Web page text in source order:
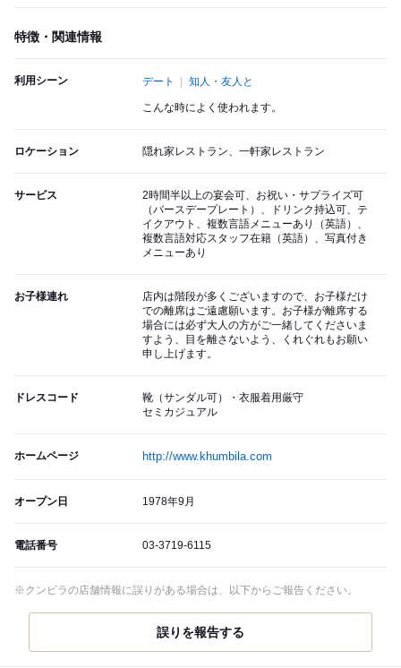
特徴・関連情報
利用シーン デート 知人・友人と
こんな時によく使われます。
ロケーション 隠れ家レストラン、一軒家レストラン
サービス
2時間半以上の宴会可、お祝い・サプライズ可
（バースデープレート）、ドリンク持込可、テ
イクアウト、複数言語メニューあり（英語）、
複数言語対応スタッフ在籍（英語）、写真付き
メニューあり
お子様連れ
店内は階段が多くございますので、お子様だけ
での離席はご遠慮願います。お子様が離席する
場合には必ず大人の方がご一緒してくださいま
すよう、目を離さないよう、くれぐれもお願い
申し上げます。
ドレスコード
靴（サンダル可）・衣服着用厳守
セミカジュアル
ホームページ http://www.khumbila.com
オープン日 1978年9月
電話番号 03-3719-6115
※クンビラの店舗情報に誤りがある場合は、以下からご報告ください。
誤りを報告する